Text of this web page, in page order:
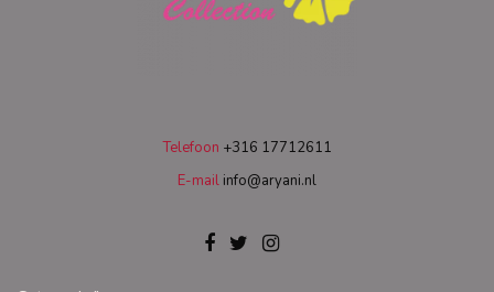
Telefoon +316 17712611
E-mail info@aryani.nl